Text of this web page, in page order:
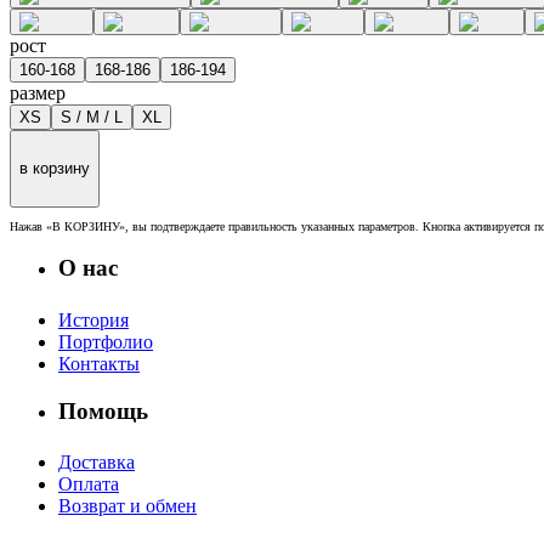
рост
160-168 168-186 186-194
размер
XS S / M / L XL
в корзину
Нажав «В КОРЗИНУ», вы подтверждаете правильность указанных параметров. Кнопка активируется
О нас
История
Портфолио
Контакты
Помощь
Доставка
Оплата
Возврат и обмен